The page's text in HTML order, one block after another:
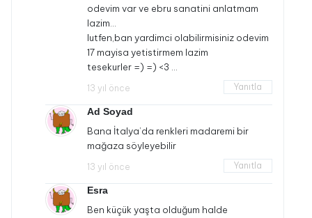
odevim var ve ebru sanatini anlatmam
lazim…
lutfen,ban yardimci olabilirmisiniz odevim
17 mayisa yetistirmem lazim
tesekurler =) =) <3 …
13 yıl önce Yanıtla
Ad Soyad
Bana İtalya’da renkleri madaremi bir
mağaza söyleyebilir
13 yıl önce Yanıtla
Esra
Ben küçük yaşta olduğum halde